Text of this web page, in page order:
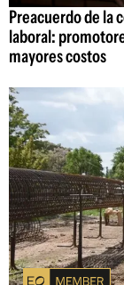
Preacuerdo de la
laboral:
mayores costos